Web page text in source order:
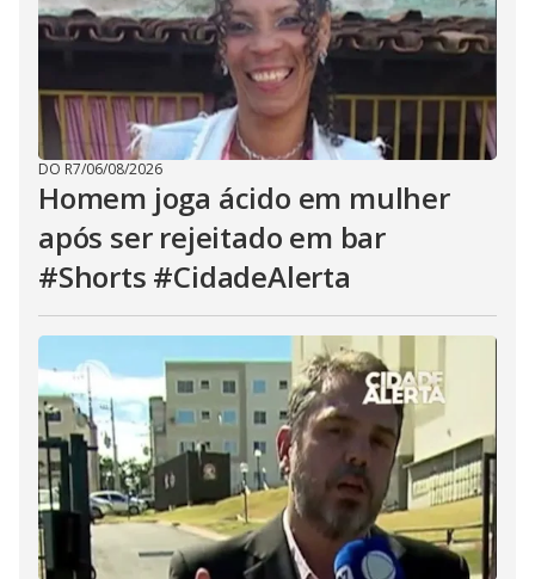
DO R7/06/08/2026
Homem joga ácido em mulher
após ser rejeitado em bar
#Shorts #CidadeAlerta